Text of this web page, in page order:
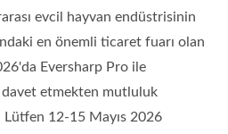
evcil hayvan endüstrisinin
en önemli ticaret fuarı olan
Eversharp Pro ile
davet etmekten mutluluk
12-15 Mayıs 2026